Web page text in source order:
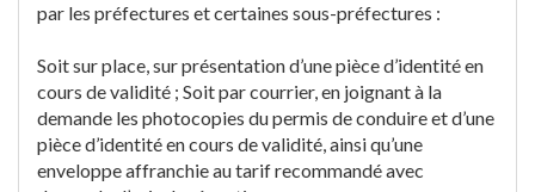
par les préfectures et certaines sous-préfectures :
Soit sur place, sur présentation d’une pièce d’identité en
cours de validité ; Soit par courrier, en joignant à la
demande les photocopies du permis de conduire et d’une
pièce d’identité en cours de validité, ainsi qu’une
enveloppe affranchie au tarif recommandé avec